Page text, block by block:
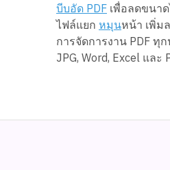
บีบอัด PDF เพื่อลดขนา
ไฟล์แยก หมุนหน้า เพิ่ม
การจัดการงาน PDF ทุ
JPG, Word, Excel และ